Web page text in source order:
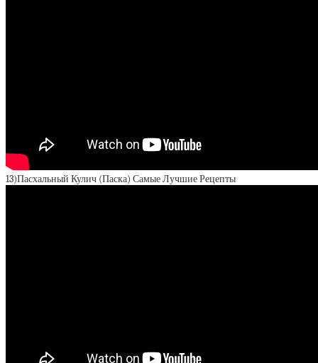
13)Пасхальный Кулич (Паска) Самые Лучшие Рецепты